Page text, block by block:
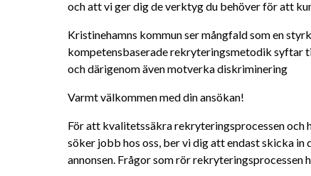
och att vi ger dig de verktyg du behöver för att
Kristinehamns kommun ser mångfald som en
kompetensbaserade rekryteringsmetodik syftar
och därigenom även motverka diskriminering
Varmt välkommen med din ansökan!
För att kvalitetssäkra rekryteringsprocessen och
söker jobb hos oss, ber vi dig att endast skicka in
annonsen. Frågor som rör rekryteringsprocessen